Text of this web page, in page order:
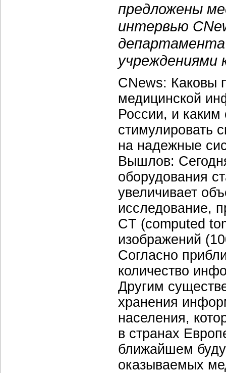
предложены
интервью
учреждениями
CNews: Каковы
медицинской
России, и
стимулировать
на надежные
Вышлов:
оборудования
увеличивает
исследование,
СT (computed
изображений
Согласно
количество
Другим
хранения
населения,
в странах
ближайшем
оказываемых